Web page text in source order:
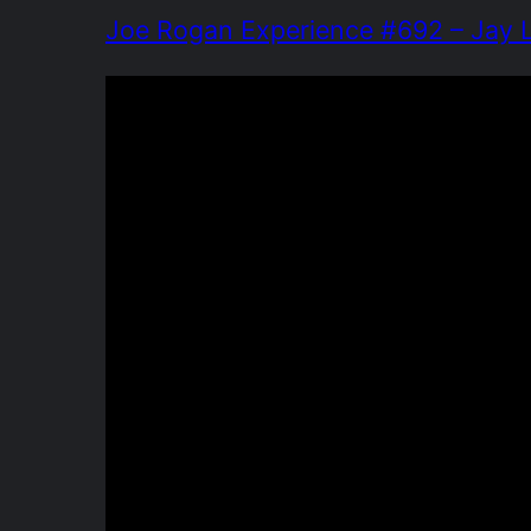
Joe Rogan Experience #692 – Jay